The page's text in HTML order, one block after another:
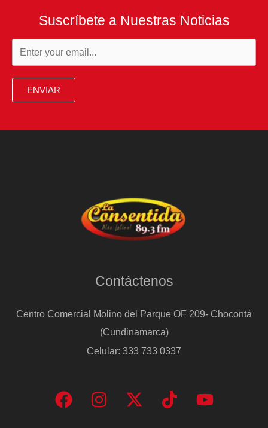
Suscríbete a Nuestras Noticias
ENVIAR
Contáctenos
Centro Comercial Molino del Parque OF 209- Chocontá
(Cundinamarca)
Celular: 333 733 0337